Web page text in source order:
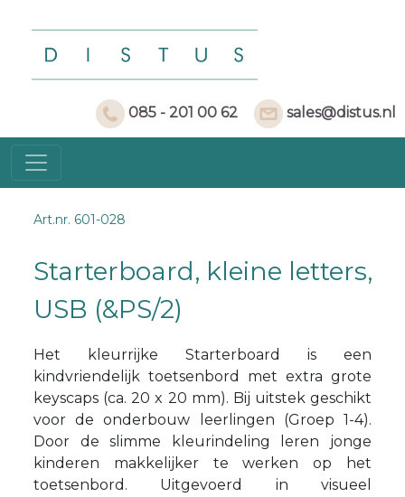
sales@distus.nl
085 - 201 00 62
Art.nr. 601-028
Starterboard, kleine letters,
USB (&PS/2)
Het kleurrijke Starterboard is een
kindvriendelijk toetsenbord met extra grote
keyscaps (ca. 20 x 20 mm). Bij uitstek geschikt
voor de onderbouw leerlingen (Groep 1-4).
Door de slimme kleurindeling leren jonge
kinderen makkelijker te werken op het
toetsenbord. Uitgevoerd in visueel